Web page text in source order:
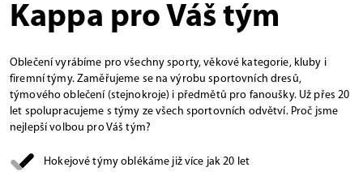
Kappa pro Váš tým
Oblečení vyrábíme pro všechny sporty, věkové kategorie, kluby i
firemní týmy. Zaměřujeme se na výrobu sportovních dresů,
týmového oblečení (stejnokroje) i předmětů pro fanoušky. Už přes 20
let spolupracujeme s týmy ze všech sportovních odvětví. Proč jsme
nejlepší volbou pro Váš tým?
Hokejové týmy oblékáme již více jak 20 let